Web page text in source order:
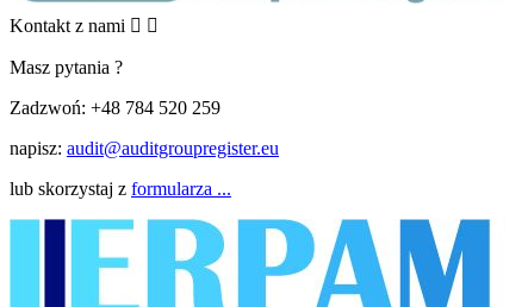
Kontakt z nami  
Masz pytania ?
Zadzwoń: +48 784 520 259
napisz: audit@auditgroupregister.eu
lub skorzystaj z formularza ...